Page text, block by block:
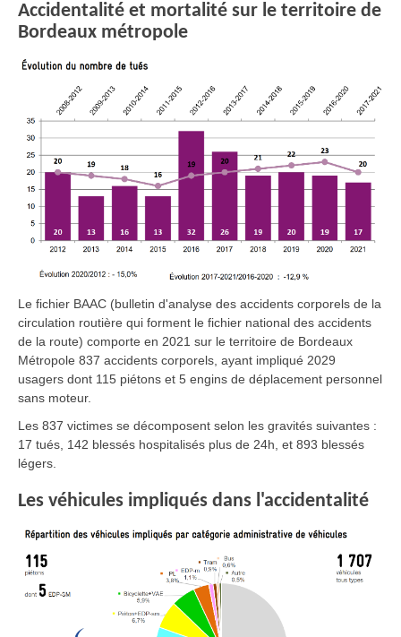
Accidentalité et mortalité sur le territoire de
Bordeaux métropole
Le fichier BAAC (bulletin d'analyse des accidents corporels de la
circulation routière qui forment le fichier national des accidents
de la route) comporte en 2021 sur le territoire de Bordeaux
Métropole 837 accidents corporels, ayant impliqué 2029
usagers dont 115 piétons et 5 engins de déplacement personnel
sans moteur.
Les 837 victimes se décomposent selon les gravités suivantes :
17 tués, 142 blessés hospitalisés plus de 24h, et 893 blessés
légers.
Les véhicules impliqués dans l'accidentalité